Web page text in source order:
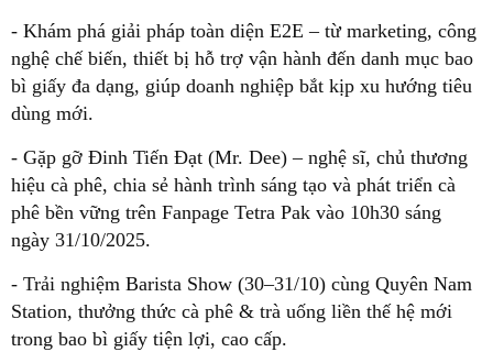
- Khám phá giải pháp toàn diện E2E – từ marketing, công
nghệ chế biến, thiết bị hỗ trợ vận hành đến danh mục bao
bì giấy đa dạng, giúp doanh nghiệp bắt kịp xu hướng tiêu
dùng mới.
- Gặp gỡ Đinh Tiến Đạt (Mr. Dee) – nghệ sĩ, chủ thương
hiệu cà phê, chia sẻ hành trình sáng tạo và phát triển cà
phê bền vững trên Fanpage Tetra Pak vào 10h30 sáng
ngày 31/10/2025.
- Trải nghiệm Barista Show (30–31/10) cùng Quyên Nam
Station, thưởng thức cà phê & trà uống liền thế hệ mới
trong bao bì giấy tiện lợi, cao cấp.